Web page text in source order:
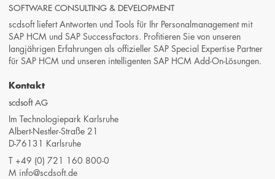
SOFTWARE CONSULTING & DEVELOPMENT
scdsoft liefert Antworten und Tools für Ihr Personalmanagement mit
SAP HCM und SAP SuccessFactors. Profitieren Sie von unseren
langjährigen Erfahrungen als offizieller SAP Special Expertise Partner
für SAP HCM und unseren intelligenten SAP HCM Add-On-Lösungen.
Kontakt
scdsoft AG
Im Technologiepark Karlsruhe
Albert-Nestler-Straße 21
D-76131 Karlsruhe
T +49 (0) 721 160 800-0
M info@scdsoft.de